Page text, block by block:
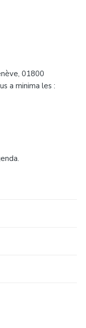
01800
a minima les :